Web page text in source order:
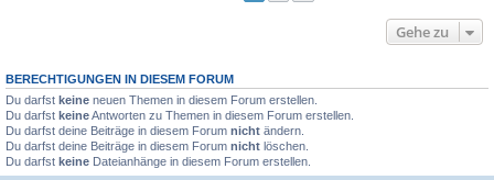
Gehe zu
BERECHTIGUNGEN IN DIESEM FORUM
Du darfst keine neuen Themen in diesem Forum erstellen.
Du darfst keineAntworten zu Themen in diesem Forum erstellen.
Du darfst deine Beiträge in diesem Forum nicht ändern.
Du darfst deine Beiträge in diesem Forum nicht löschen.
Du darfst keine Dateianhänge in diesem Forum erstellen.